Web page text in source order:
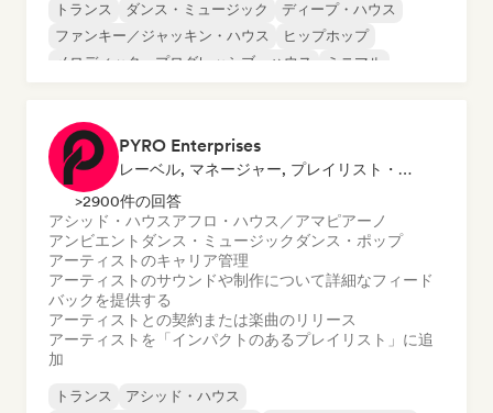
トランス ダンス・ミュージック
ディープ・ハウス
ファンキー／ジャッキン・ハウス
ヒップホップ
メロディック・プログレッシブ・ハウス
ミニマル
PYRO Enterprises
レーベル, マネージャー, プレイリスト・キュレーター, サウンドエキスパート
>2900件の回答
アシッド・ハウスアフロ・ハウス／アマピアーノ
アンビエント ダンス・ミュージック ダンス・ポップ
アーティストのキャリア管理
アーティストのサウンドや制作について詳細なフィード
バックを提供する
アーティストとの契約または楽曲のリリース
アーティストを「インパクトのあるプレイリスト」に追
加
トランス
アシッド・ハウス